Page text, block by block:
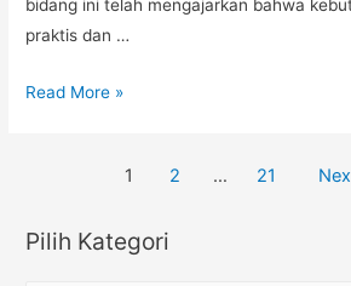
bidang ini telah mengajarkan bahwa
praktis dan …
0852-
Jendela
Read More »
1 2 … 21
Pilih Kategori